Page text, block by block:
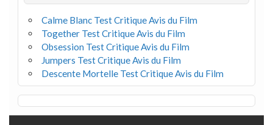
Calme Blanc Test Critique Avis du Film
Together Test Critique Avis du Film
Obsession Test Critique Avis du Film
Jumpers Test Critique Avis du Film
Descente Mortelle Test Critique Avis du Film